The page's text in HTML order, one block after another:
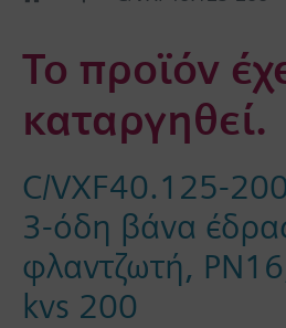
Το προϊόν
καταργηθεί.
C/VXF40.125-200
3-όδη βάνα
φλαντζωτή,
kvs 200